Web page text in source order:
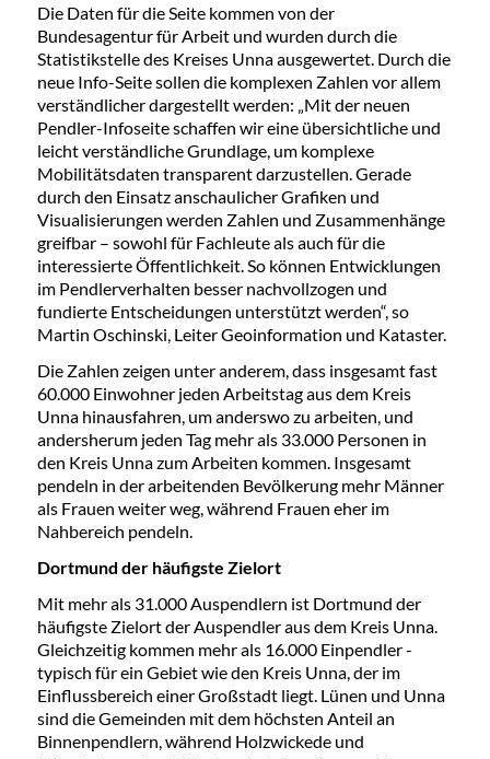
Die Daten für die Seite kommen von der
Bundesagentur für Arbeit und wurden durch die
Statistikstelle des Kreises Unna ausgewertet. Durch die
neue Info-Seite sollen die komplexen Zahlen vor allem
verständlicher dargestellt werden: „Mit der neuen
Pendler-Infoseite schaffen wir eine übersichtliche und
leicht verständliche Grundlage, um komplexe
Mobilitätsdaten transparent darzustellen. Gerade
durch den Einsatz anschaulicher Grafiken und
Visualisierungen werden Zahlen und Zusammenhänge
greifbar – sowohl für Fachleute als auch für die
interessierte Öffentlichkeit. So können Entwicklungen
im Pendlerverhalten besser nachvollzogen und
fundierte Entscheidungen unterstützt werden“, so
Martin Oschinski, Leiter Geoinformation und Kataster.
Die Zahlen zeigen unter anderem, dass insgesamt fast
60.000 Einwohner jeden Arbeitstag aus dem Kreis
Unna hinausfahren, um anderswo zu arbeiten, und
andersherum jeden Tag mehr als 33.000 Personen in
den Kreis Unna zum Arbeiten kommen. Insgesamt
pendeln in der arbeitenden Bevölkerung mehr Männer
als Frauen weiter weg, während Frauen eher im
Nahbereich pendeln.
Dortmund der häufigste Zielort
Mit mehr als 31.000 Auspendlern ist Dortmund der
häufigste Zielort der Auspendler aus dem Kreis Unna.
Gleichzeitig kommen mehr als 16.000 Einpendler -
typisch für ein Gebiet wie den Kreis Unna, der im
Einflussbereich einer Großstadt liegt. Lünen und Unna
sind die Gemeinden mit dem höchsten Anteil an
Binnenpendlern, während Holzwickede und